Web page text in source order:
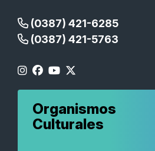
(0387) 421-6285
(0387) 421-5763
Organismos
Culturales